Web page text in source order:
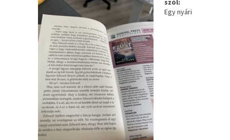
Egy ​nyári